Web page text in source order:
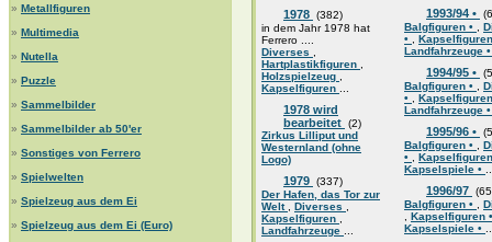
» Metallfiguren
» Multimedia
» Nutella
» Puzzle
» Sammelbilder
» Sammelbilder ab 50'er
» Sonstiges von Ferrero
» Spielwelten
» Spielzeug aus dem Ei
» Spielzeug aus dem Ei (Euro)
1978 (382)
in dem Jahr 1978 hat
Ferrero ....
Diverses
Hartplastikfiguren
Holzspielzeug
Kapselfiguren
1978 wird
bearbeitet (2)
Zirkus Lilliput und
Westernland (ohne
Logo)
1979 (337)
Der Hafen, das Tor zur
Welt
Diverses
Kapselfiguren
Landfahrzeuge
1993/94 •
Balgfiguren •
•
Landfahrzeuge
1994/95 •
Balgfiguren •
•
Landfahrzeuge
1995/96 •
Balgfiguren •
•
Kapselspiele •
1996/97
Balgfiguren •
Kapselfiguren
Kapselspiele •